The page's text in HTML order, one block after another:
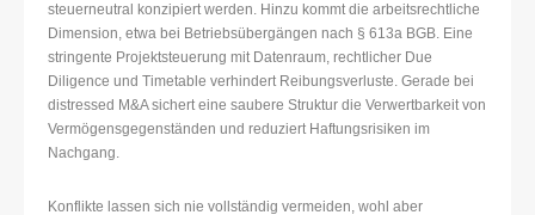
steuerneutral konzipiert werden. Hinzu kommt die arbeitsrechtliche
Dimension, etwa bei Betriebsübergängen nach § 613a BGB. Eine
stringente Projektsteuerung mit Datenraum, rechtlicher Due
Diligence und Timetable verhindert Reibungsverluste. Gerade bei
distressed M&A sichert eine saubere Struktur die Verwertbarkeit von
Vermögensgegenständen und reduziert Haftungsrisiken im
Nachgang.
Konflikte lassen sich nie vollständig vermeiden, wohl aber